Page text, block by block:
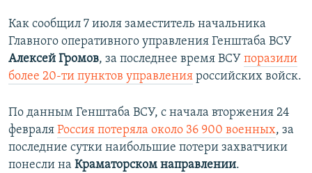
Как сообщил 7 июля заместитель начальника
Главного оперативного управления Генштаба ВСУ
Алексей Громов, за последнее время ВСУ поразили
более 20-ти пунктов управления российских войск.
По данным Генштаба ВСУ, с начала вторжения 24
февраля Россия потеряла около 36 900 военных, за
последние сутки наибольшие потери захватчики
понесли на Краматорском направлении.